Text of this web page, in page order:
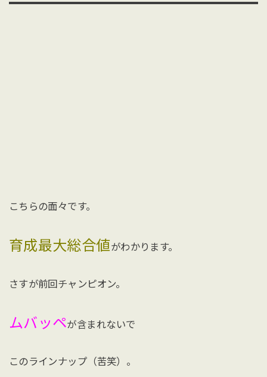
こちらの面々です。
育成最大総合値がわかります。
さすが前回チャンピオン。
ムバッペが含まれないで
このラインナップ（苦笑）。